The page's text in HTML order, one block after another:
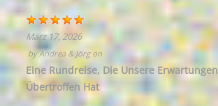
März 17, 2026
byAndrea & Jörgon
Eine Rundreise, Die Unsere Erwartungen
Übertroffen Hat